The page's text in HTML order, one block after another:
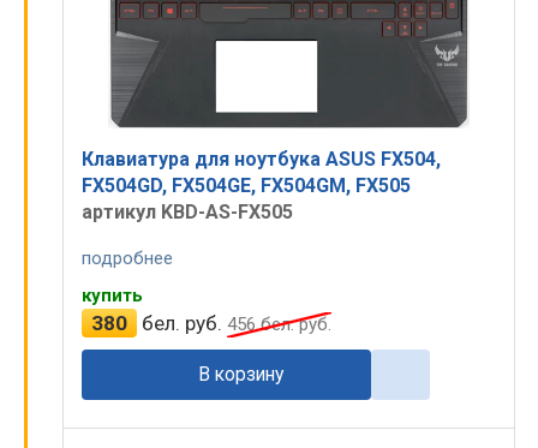
Клавиатура для ноутбука ASUS FX504,
FX504GD, FX504GE, FX504GM, FX505
артикул KBD-AS-FX505
подробнее
купить
380 бел. руб. 456бел. руб.
В корзину